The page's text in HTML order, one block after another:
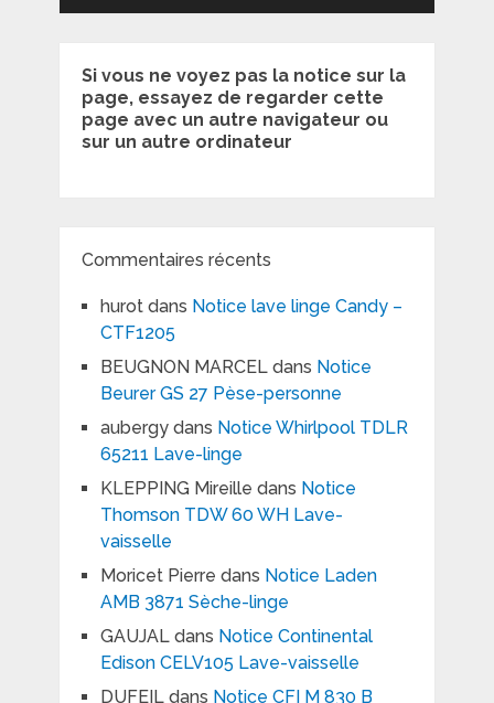
Si vous ne voyez pas la notice sur la
page, essayez de regarder cette
page avec un autre navigateur ou
sur un autre ordinateur
Commentaires récents
hurotdans Notice lave linge Candy –
CTF1205
BEUGNON MARCELdans Notice
Beurer GS 27 Pèse-personne
aubergydans Notice Whirlpool TDLR
65211 Lave-linge
KLEPPING Mireille dans Notice
Thomson TDW 60 WH Lave-
vaisselle
Moricet Pierre dans Notice Laden
AMB 3871 Sèche-linge
GAUJALdans Notice Continental
Edison CELV105 Lave-vaisselle
DUFEILdans Notice CFI M 830 B